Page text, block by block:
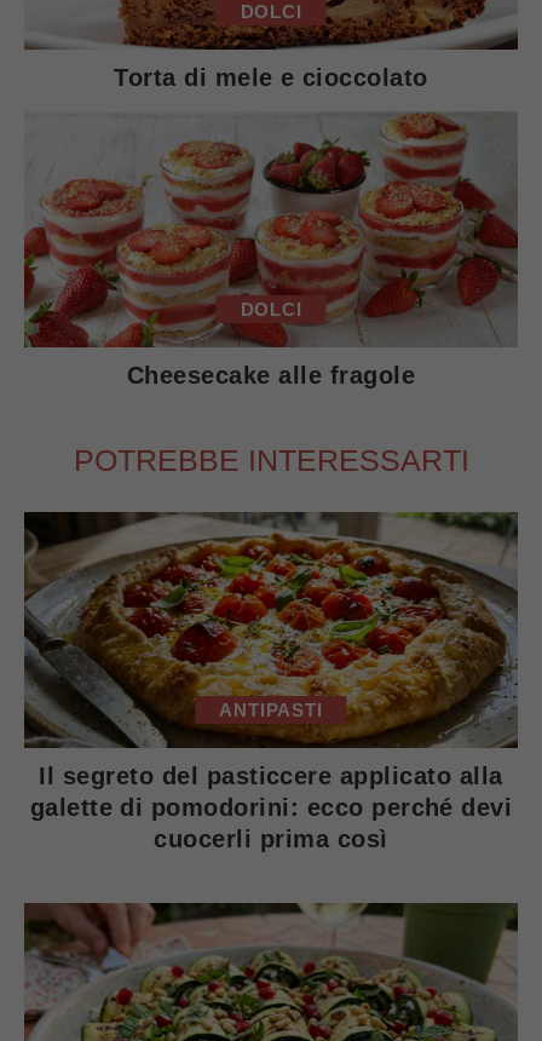
DOLCI
Torta di mele e cioccolato
DOLCI
Cheesecake alle fragole
POTREBBE INTERESSARTI
ANTIPASTI
Il segreto del pasticcere applicato alla
galette di pomodorini: ecco perché devi
cuocerli prima così